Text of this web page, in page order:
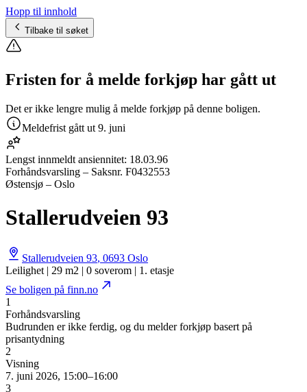
Hopp til innhold
Tilbake til søket
Fristen for å melde forkjøp har gått ut
Det er ikke lengre mulig å melde forkjøp på denne boligen.
Meldefrist gått ut 9. juni
Lengst innmeldt ansiennitet: 18.03.96
Forhåndsvarsling – Saksnr. F0432553
Østensjø – Oslo
Stallerudveien 93
Stallerudveien 93, 0693 Oslo
Leilighet | 29 m2 | 0 soverom | 1. etasje
Se boligen på finn.no
1
Forhåndsvarsling
Budrunden er ikke ferdig, og du melder forkjøp basert på
prisantydning
2
Visning
7. juni 2026, 15:00–16:00
3